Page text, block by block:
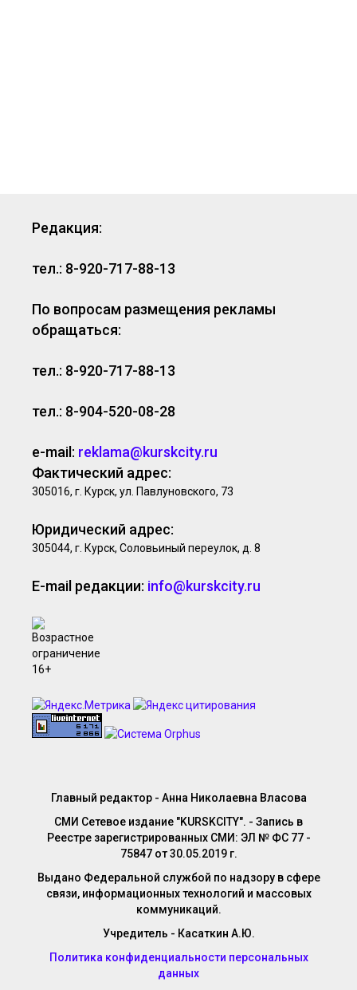
Редакция:
тел.: 8-920-717-88-13
По вопросам размещения рекламы
обращаться:
тел.: 8-920-717-88-13
тел.: 8-904-520-08-28
e-mail: reklama@kurskcity.ru
Фактический адрес:
305016, г. Курск, ул. Павлуновского, 73
Юридический адрес:
305044, г. Курск, Соловьиный переулок, д. 8
E-mail редакции: info@kurskcity.ru
Главный редактор - Анна Николаевна Власова
СМИ Сетевое издание "KURSKCITY". - Запись в
Реестре зарегистрированных СМИ: ЭЛ № ФС 77 -
75847 от 30.05.2019 г.
Выдано Федеральной службой по надзору в сфере
связи, информационных технологий и массовых
коммуникаций.
Учредитель - Касаткин А.Ю.
Политика конфиденциальности персональных
данных